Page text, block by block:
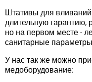
Штативы для
длительную гарантию,
но на первом месте -
санитарные
У нас так же можно
медоборудование: